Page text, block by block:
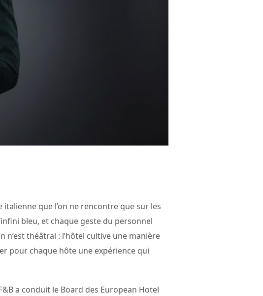
que l’on ne rencontre que sur les
bleu, et chaque geste du personnel
n’est théâtral : l’hôtel cultive une manière
pour chaque hôte une expérience qui
a conduit le Board des European Hotel